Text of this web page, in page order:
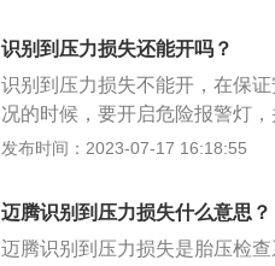
规定轿车轮胎充气压力符合要
至2.9bar；最高气压：不应大于
测灯亮。胎压表测量时压力低时
他车轮快。可以通过比较轮胎
实际上通过计算轮胎滚动半径
S）：它结合了上述两个系统
系统。与充分利用直接系统相
能同时检测多个轮胎的问题。
识别到压力损失还能开吗？
识别到压力损失不能开，在保
况的时候，要开启危险报警灯
漏气的一种情况，还有一种情
检查。识别到压力损失就是指
看是否还会提示，如果继续提
发布时间：2023-07-17 16:18:55
迈腾识别到压力损失什么意思？
迈腾识别到压力损失是胎压检